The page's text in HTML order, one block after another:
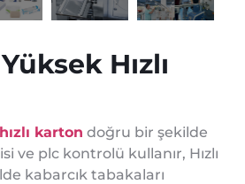
Hızlı
karton doğru bir şekilde
ve plc kontrolü kullanır, Hızlı
kabarcık tabakaları